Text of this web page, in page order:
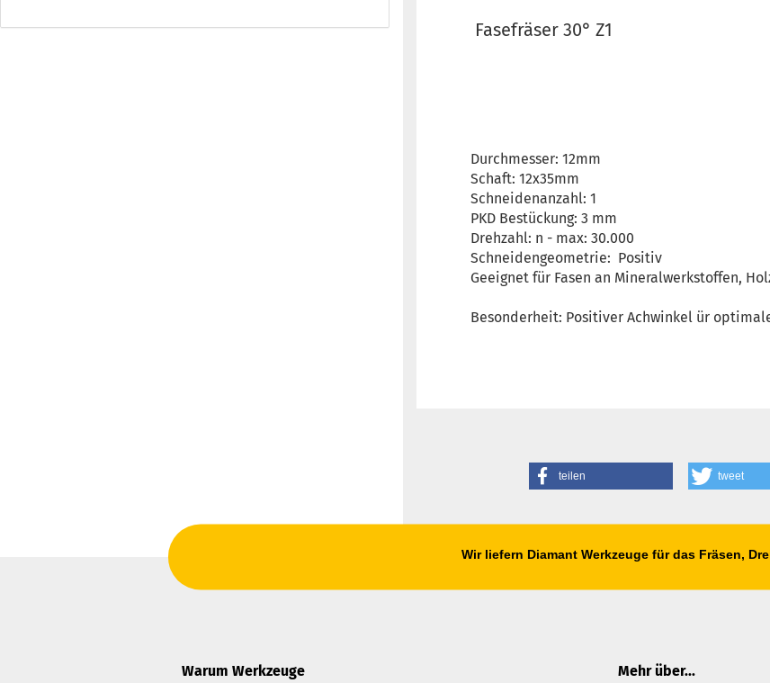
Fasefräser 30° Z1
Durchmesser: 12mm
Schaft: 12x35mm
Schneidenanzahl: 1
PKD Bestückung: 3 mm
Drehzahl: n - max: 30.000
Schneidengeometrie: Positiv
Geeignet für Fasen an Mineralwerkstoffen,
Besonderheit: Positiver Achwinkel ür
teilen tweet
Wir liefern Diamant Werkzeuge für das Fräsen,
Warum Werkzeuge Mehr über...